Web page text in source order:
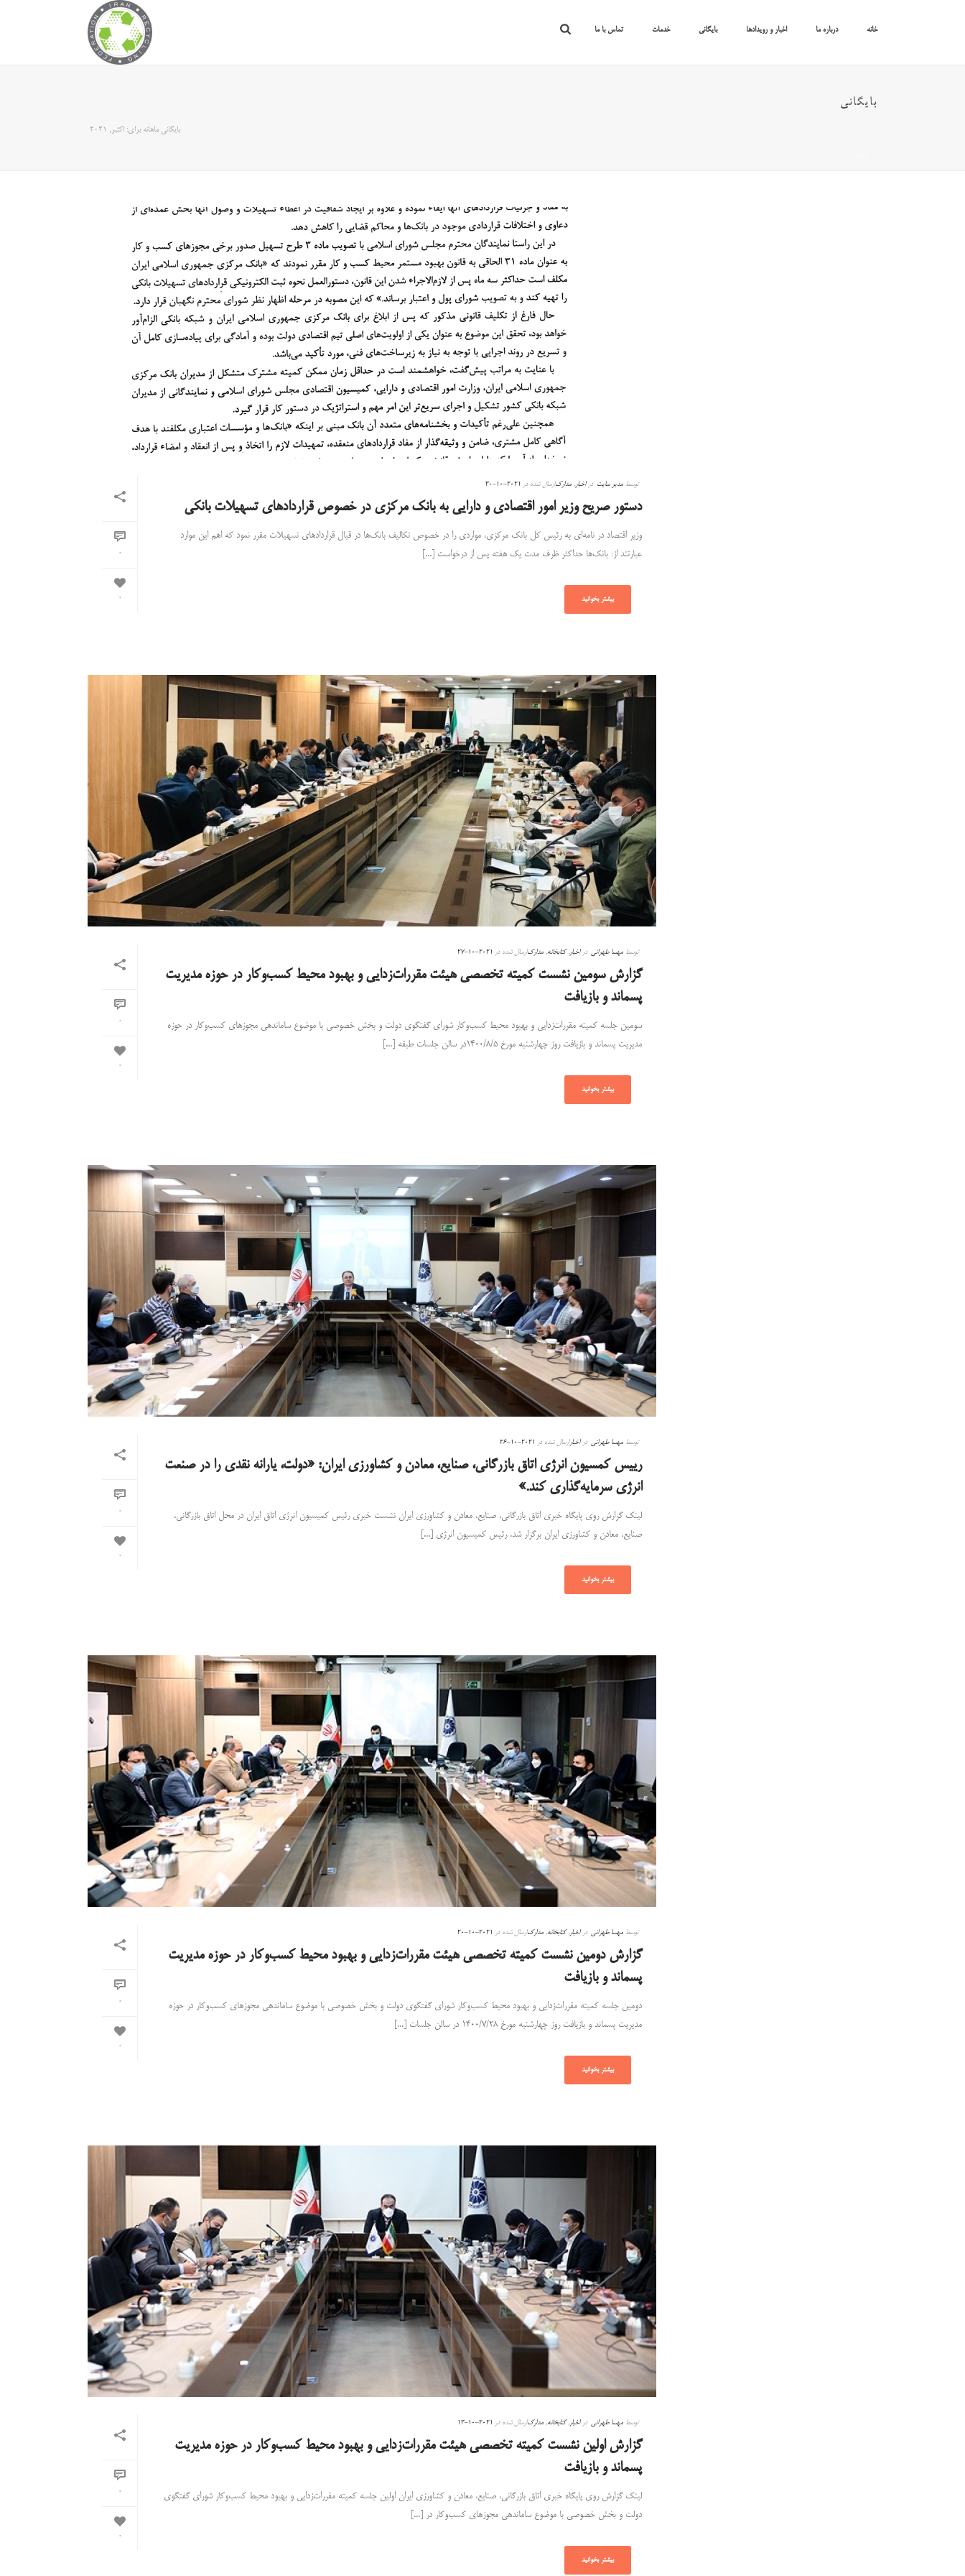
خانه درباره ما اخبار و رویدادها بایگانی خدمات تماس با ما
بایگانی
بایگانی ماهانه برای: اکتبر, 2021
0
0
توسط مدیر سایت دراخبار, مدارکارسال شده در 2021-10-30
دستور صریح وزیر امور اقتصادی و دارایی به بانک مرکزی در خصوص قراردادهای تسهیلات بانکی
وزیر اقتصاد در نامه‌ای به رئیس کل بانک مرکزی، مواردی را در خصوص تکالیف بانک‌ها در قبال قراردادهای تسهیلات مقرر نمود که اهم این موارد
عبارتند از: بانک‌ها حداکثر ظرف مدت یک هفته پس از درخواست [...]
بیشتر بخوانید
0
0
توسط مهسا طهرانی دراخبار,کتابخانه, مدارکارسال شده در 2021-10-27
گزارش سومین نشست کمیته تخصصی هیئت مقررات‌زدایی و بهبود محیط کسب‌وکار در حوزه مدیریت
پسماند و بازیافت
سومین جلسه کمیته مقررات‌زدایی و بهبود محیط کسب‌و‌کار شورای گفتگوی دولت و بخش خصوصی با موضوع ساماندهی مجوزهای کسب‌وکار در حوزه
مدیریت پسماند و بازیافت روز چهارشنبه مورخ ۱۴۰۰/۸/۵در سالن جلسات طبقه [...]
بیشتر بخوانید
0
0
توسط مهسا طهرانی دراخبارارسال شده در 2021-10-26
رییس کمسیون انرژی اتاق بازرگانی، صنایع، معادن و کشاورزی ایران: «دولت، یارانه نقدی را در صنعت
انرژی سرمایه‌گذاری کند.»
لینک گزارش روی پایگاه خبری اتاق بازرگانی، صنایع، معادن و کشاورزی ایران نشست خبری رئیس کمیسیون انرژی اتاق ایران در محل اتاق بازرگانی،
صنایع، معادن و کشاورزی ایران برگزار شد. رئیس کمیسیون انرژی [...]
بیشتر بخوانید
0
0
توسط مهسا طهرانی دراخبار,کتابخانه, مدارکارسال شده در 2021-10-20
گزارش دومین نشست کمیته تخصصی هیئت مقررات‌زدایی و بهبود محیط کسب‌وکار در حوزه مدیریت
پسماند و بازیافت
دومین جلسه کمیته مقررات‌زدایی و بهبود محیط کسب‌و‌کار شورای گفتگوی دولت و بخش خصوصی با موضوع ساماندهی مجوزهای کسب‌وکار در حوزه
مدیریت پسماند و بازیافت روز چهارشنبه مورخ ۱۴۰۰/۷/۲۸ در سالن جلسات [...]
بیشتر بخوانید
0
0
توسط مهسا طهرانی دراخبار,کتابخانه, مدارکارسال شده در 2021-10-13
گزارش اولین نشست کمیته تخصصی هیئت مقررات‌زدایی و بهبود محیط کسب‌وکار در حوزه مدیریت
پسماند و بازیافت
لینک گزارش روی پایگاه خبری اتاق بازرگانی، صنایع، معادن و کشاورزی ایران اولین جلسه کمیته مقررات‌زدایی و بهبود محیط کسب‌و‌کار شورای گفتگوی
دولت و بخش خصوصی با موضوع ساماندهی مجوزهای کسب‌وکار در [...]
بیشتر بخوانید